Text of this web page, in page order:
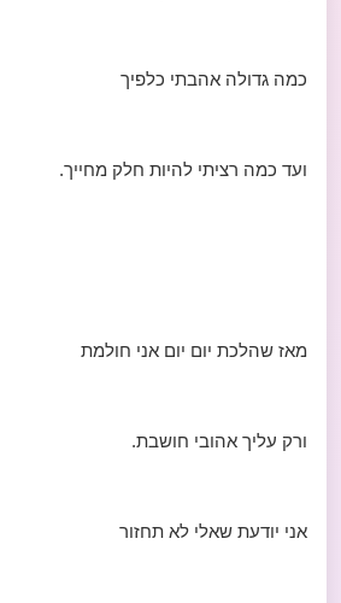
כמה גדולה אהבתי כלפיך
ועד כמה רציתי להיות חלק מחייך.
מאז שהלכת יום יום אני חולמת
ורק עליך אהובי חושבת.
אני יודעת שאלי לא תחזור